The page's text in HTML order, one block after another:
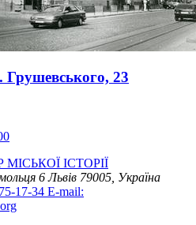
Грушевського, 23
ІСТОРІЇ
6Львів 79005, Україна
17-34 E-mail: